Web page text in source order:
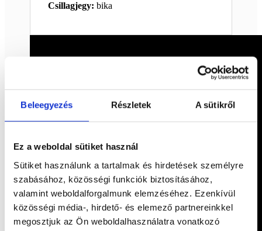
Beleegyezés Részletek A sütikről
Ez a weboldal sütiket használ
Sütiket használunk a tartalmak és hirdetések személyre
szabásához, közösségi funkciók biztosításához,
valamint weboldalforgalmunk elemzéséhez. Ezenkívül
közösségi média-, hirdető- és elemező partnereinkkel
megosztjuk az Ön weboldalhasználatra vonatkozó
Csillagjegy: bika